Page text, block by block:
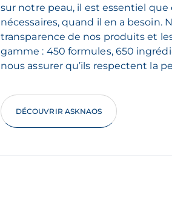
sur notre peau, il est essentiel
nécessaires, quand il en a besoin.
transparence de nos produits et
gamme : 450 formules, 650
nous assurer qu’ils respectent la
DÉCOUVRIR ASKNAOS